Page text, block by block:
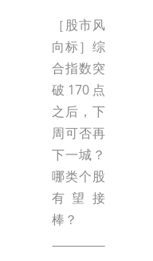
［股市风
向标］综
合指数突
破170点
之后，下
周可否再
下一城？
哪类个股
有望接
棒？